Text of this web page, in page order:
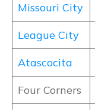
Missouri City
League City
Atascocita
Four Corners